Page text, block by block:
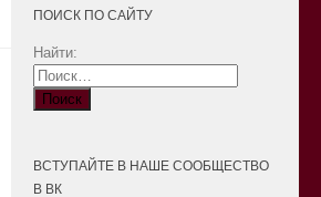
ПОИСК ПО САЙТУ
Найти:
ВСТУПАЙТЕ В НАШЕ СООБЩЕСТВО
В ВК